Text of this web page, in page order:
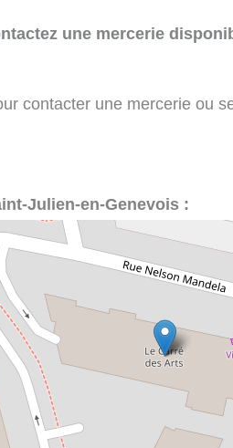
une mercerie
contacter une mercerie ou
Julien-en-Genevois :